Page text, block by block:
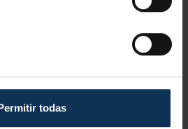
todas
empresa.